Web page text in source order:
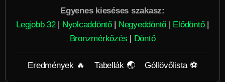
Egyenes kieséses szakasz:
Legjobb 32| Nyolcaddöntő| Negyeddöntő | Elődöntő|
Bronzmérkőzés | Döntő
Eredmények 🔥 Tabellák 🌏 Góllövőlista ⚽